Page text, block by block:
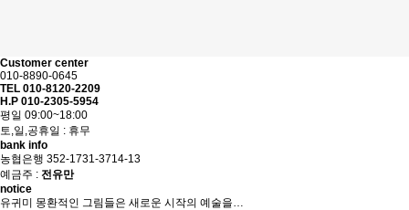
Customer center
010-8890-0645
TEL 010-8120-2209
H.P 010-2305-5954
평일 09:00~18:00
토,일,공휴일 : 휴무
bank info
농협은행 352-1731-3714-13
예금주 : 전유만
notice
유귀미 몽환적인 그림들은 새로운 시작의 예술을…